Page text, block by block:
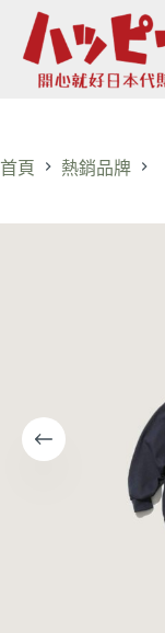
首頁 熱銷品牌